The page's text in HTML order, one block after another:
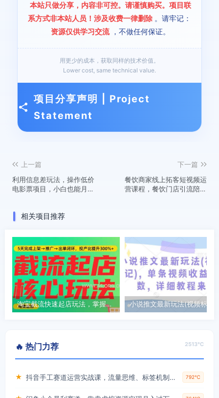
本站只做分享，内容非可控。请谨慎购买。项目联
系方式非本站人员！涉及收费一律删除 。请牢记：
资源仅供学习交流 ，不做任何保证。
用更少的成本，获取同样的技术价值。
Lower cost, same technical value.
项目分享声明 | Project
Statement
上一篇
利用信息差玩法，操作低价
电影票项目，小白也能月入
下一篇
餐饮商家线上拓客短视频运
营课程，餐饮门店引流陪跑
相关项目推荐
淘宝截流快速起店玩法，掌握暴力快速起店的流程
🔥 热门力荐 2513℃
★ 抖音手工赛道运营实战课，流量思维、标签机制、垂直定位，解决不起号难题，单月变现破3万 792℃